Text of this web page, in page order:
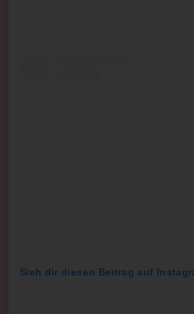
Sieh dir diesen Beitrag auf